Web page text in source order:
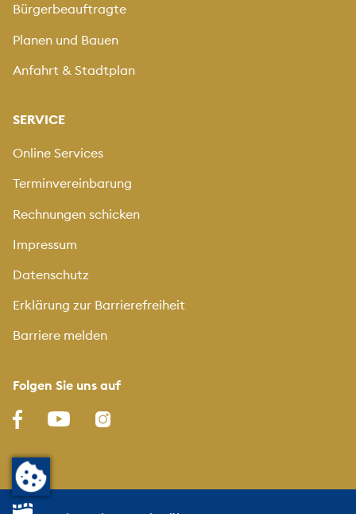
Bürgerbeauftragte
Planen und Bauen
Anfahrt & Stadtplan
SERVICE
Online Services
Terminvereinbarung
Rechnungen schicken
Impressum
Datenschutz
Erklärung zur Barrierefreiheit
Barriere melden
Folgen Sie uns auf